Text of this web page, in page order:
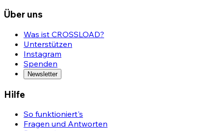
Über uns
Was ist CROSSLOAD?
Unterstützen
Instagram
Spenden
Newsletter
Hilfe
So funktioniert's
Fragen und Antworten